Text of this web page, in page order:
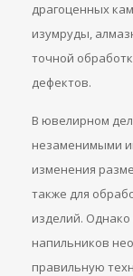
драгоценных
изумруды,
точной
дефектов.
В ювелирном
незаменимыми
изменения
также для
изделий.
напильников
правильную